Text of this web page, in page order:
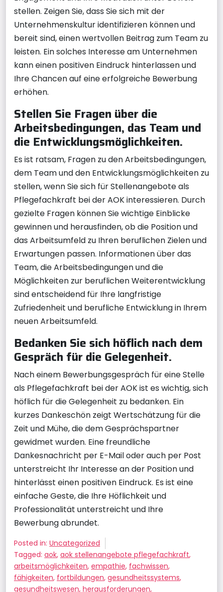
stellen. Zeigen Sie, dass Sie sich mit der
Unternehmenskultur identifizieren können und
bereit sind, einen wertvollen Beitrag zum Team zu
leisten. Ein solches Interesse am Unternehmen
kann einen positiven Eindruck hinterlassen und
Ihre Chancen auf eine erfolgreiche Bewerbung
erhöhen.
Stellen Sie Fragen über die
Arbeitsbedingungen, das Team und
die Entwicklungsmöglichkeiten.
Es ist ratsam, Fragen zu den Arbeitsbedingungen,
dem Team und den Entwicklungsmöglichkeiten zu
stellen, wenn Sie sich für Stellenangebote als
Pflegefachkraft bei der AOK interessieren. Durch
gezielte Fragen können Sie wichtige Einblicke
gewinnen und herausfinden, ob die Position und
das Arbeitsumfeld zu Ihren beruflichen Zielen und
Erwartungen passen. Informationen über das
Team, die Arbeitsbedingungen und die
Möglichkeiten zur beruflichen Weiterentwicklung
sind entscheidend für Ihre langfristige
Zufriedenheit und berufliche Entwicklung in Ihrem
neuen Arbeitsumfeld.
Bedanken Sie sich höflich nach dem
Gespräch für die Gelegenheit.
Nach einem Bewerbungsgespräch für eine Stelle
als Pflegefachkraft bei der AOK ist es wichtig, sich
höflich für die Gelegenheit zu bedanken. Ein
kurzes Dankeschön zeigt Wertschätzung für die
Zeit und Mühe, die dem Gesprächspartner
gewidmet wurden. Eine freundliche
Dankesnachricht per E-Mail oder auch per Post
unterstreicht Ihr Interesse an der Position und
hinterlässt einen positiven Eindruck. Es ist eine
einfache Geste, die Ihre Höflichkeit und
Professionalität unterstreicht und Ihre
Bewerbung abrundet.
Posted in: Uncategorized
Tagged: aok, aok stellenangebote pflegefachkraft,
arbeitsmöglichkeiten, empathie, fachwissen,
fähigkeiten, fortbildungen, gesundheitssystems,
gesundheitswesen, herausforderungen,